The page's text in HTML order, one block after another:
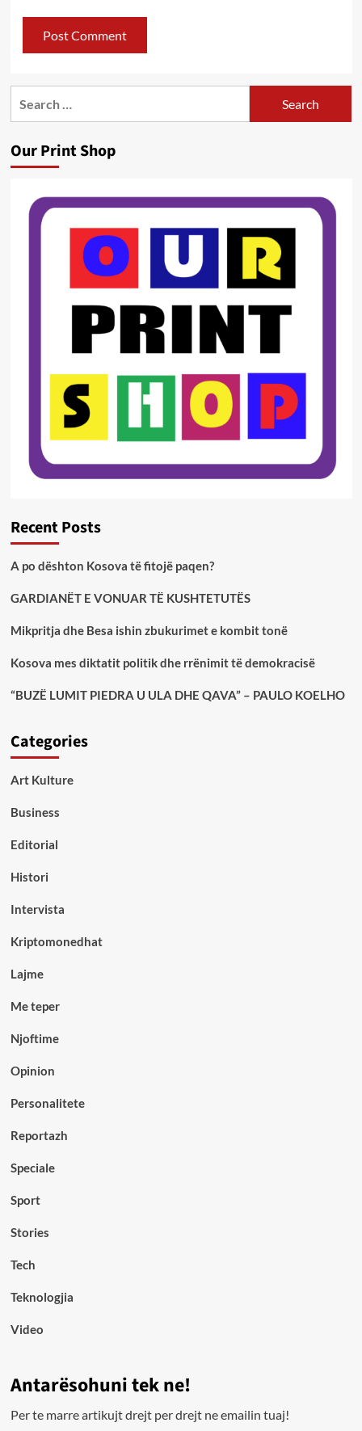
Our Print Shop
Recent Posts
A po dështon Kosova të fitojë paqen?
GARDIANËT E VONUAR TË KUSHTETUTËS
Mikpritja dhe Besa ishin zbukurimet e kombit tonë
Kosova mes diktatit politik dhe rrënimit të demokracisë
“BUZË LUMIT PIEDRA U ULA DHE QAVA” – PAULO KOELHO
Categories
Art Kulture
Business
Editorial
Histori
Intervista
Kriptomonedhat
Lajme
Me teper
Njoftime
Opinion
Personalitete
Reportazh
Speciale
Sport
Stories
Tech
Teknologjia
Video
Antarësohuni tek ne!
Per te marre artikujt drejt per drejt ne emailin tuaj!